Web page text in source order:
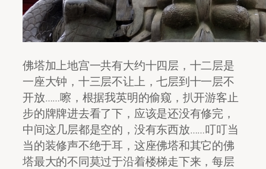
佛塔加上地宫一共有大约十四层，十二层是
一座大钟，十三层不让上，七层到十一层不
开放……嚓，根据我英明的偷窥，扒开游客止
步的牌牌进去看了下，应该是还没有修完，
中间这几层都是空的，没有东西放……叮叮当
当的装修声不绝于耳，这座佛塔和其它的佛
塔最大的不同莫过于沿着楼梯走下来，每层